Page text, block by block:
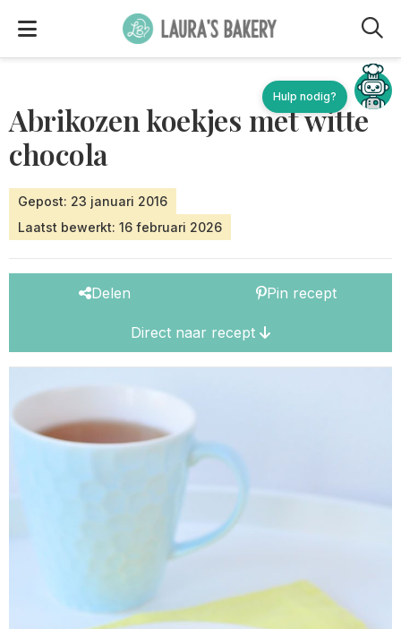
Abrikozen koekjes met witte
chocola
Gepost: 23 januari 2016
Laatst bewerkt: 16 februari 2026
Delen Pin recept
Direct naar recept